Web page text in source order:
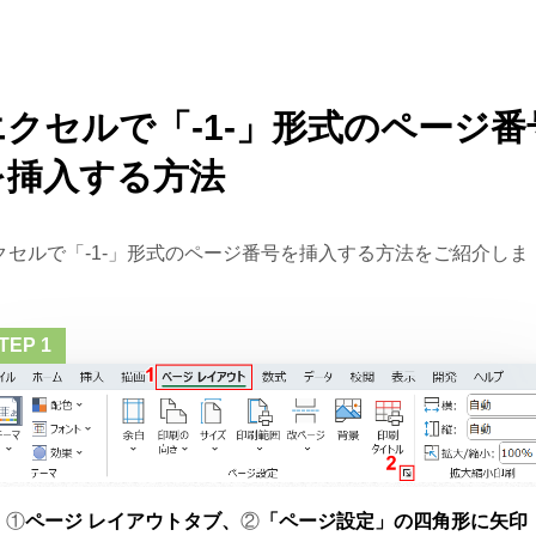
セルで「-1-」形式のページ番
入する方法
セルで「-1-」形式のページ番号を挿入する方法をご紹介しま
①ページ レイアウトタブ、② 「ページ設定」の四角形に矢印